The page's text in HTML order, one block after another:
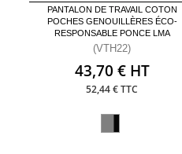
PANTALON DE TRAVAIL COTON
POCHES GENOUILLÈRES ÉCO-
RESPONSABLE PONCE LMA
(VTH22)
43,70 € HT
52,44 € TTC